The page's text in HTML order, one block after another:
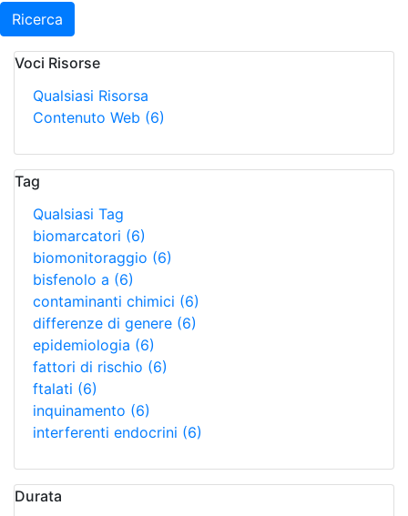
Ricerca
Voci Risorse
Qualsiasi Risorsa
Contenuto Web (6)
Tag
Qualsiasi Tag
biomarcatori (6)
biomonitoraggio (6)
bisfenolo a (6)
contaminanti chimici (6)
differenze di genere (6)
epidemiologia (6)
fattori di rischio (6)
ftalati (6)
inquinamento (6)
interferenti endocrini (6)
Durata